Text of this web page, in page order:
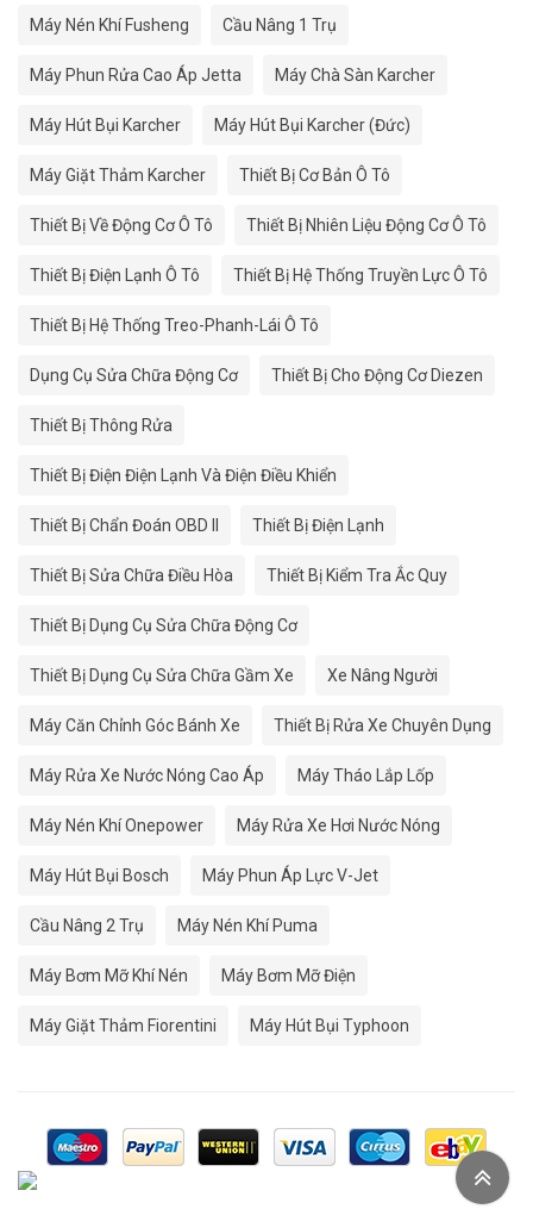
Máy Nén Khí Fusheng Cầu Nâng 1 Trụ
Máy Phun Rửa Cao Áp Jetta Máy Chà Sàn Karcher
Máy Hút Bụi Karcher Máy Hút Bụi Karcher (Đức)
Máy Giặt Thảm Karcher Thiết Bị Cơ Bản Ô Tô
Thiết Bị Về Động Cơ Ô Tô Thiết Bị Nhiên Liệu Động Cơ Ô Tô
Thiết Bị Điện Lạnh Ô Tô Thiết Bị Hệ Thống Truyền Lực Ô Tô
Thiết Bị Hệ Thống Treo-Phanh-Lái Ô Tô
Dụng Cụ Sửa Chữa Động Cơ Thiết Bị Cho Động Cơ Diezen
Thiết Bị Thông Rửa
Thiết Bị Điện Điện Lạnh Và Điện Điều Khiển
Thiết Bị Chẩn Đoán OBD II Thiết Bị Điện Lạnh
Thiết Bị Sửa Chữa Điều Hòa Thiết Bị Kiểm Tra Ắc Quy
Thiết Bị Dụng Cụ Sửa Chữa Động Cơ
Thiết Bị Dụng Cụ Sửa Chữa Gầm Xe Xe Nâng Người
Máy Căn Chỉnh Góc Bánh Xe Thiết Bị Rửa Xe Chuyên Dụng
Máy Rửa Xe Nước Nóng Cao Áp Máy Tháo Lắp Lốp
Máy Nén Khí Onepower Máy Rửa Xe Hơi Nước Nóng
Máy Hút Bụi Bosch Máy Phun Áp Lực V-Jet
Cầu Nâng 2 Trụ Máy Nén Khí Puma
Máy Bơm Mỡ Khí Nén Máy Bơm Mỡ Điện
Máy Giặt Thảm Fiorentini Máy Hút Bụi Typhoon